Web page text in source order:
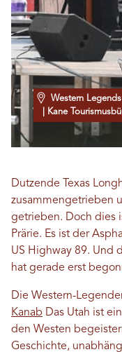
Western
| Kane
Dutzende Texas
zusammengetrieben
getrieben. Doch dies
Prärie. Es ist der
US Highway 89. Und
hat gerade erst
Die Western-
Kanab Das Utah ist
den Westen
Geschichte,